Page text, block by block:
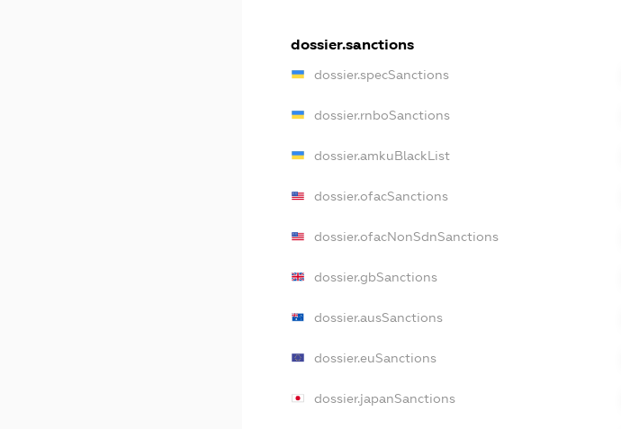
dossier.sanctions
dossier.specSanctions
dossier.rnboSanctions
dossier.amkuBlackList
dossier.ofacSanctions
dossier.ofacNonSdnSanctions
dossier.gbSanctions
dossier.ausSanctions
dossier.euSanctions
dossier.japanSanctions